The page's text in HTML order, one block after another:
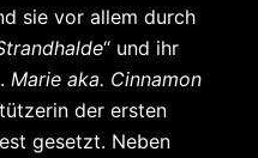
sie vor allem durch
“ und ihr
Marie aka. Cinnamon
der ersten
gesetzt. Neben